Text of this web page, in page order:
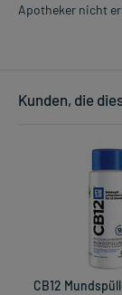
Apotheker nicht
Kunden, die
CB12